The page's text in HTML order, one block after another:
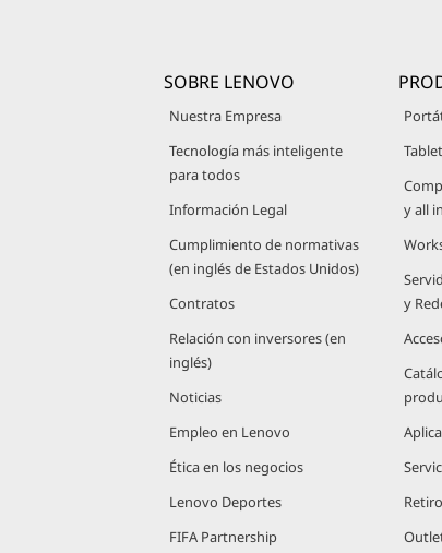
SOBRE LENOVO
Nuestra Empresa
Tecnología más inteligente
para todos
Información Legal
Cumplimiento de normativas
(en inglés de Estados Unidos)
Contratos
Relación con inversores (en
inglés)
Noticias
Empleo en Lenovo
Ética en los negocios
Lenovo Deportes
FIFA Partnership
y all
y